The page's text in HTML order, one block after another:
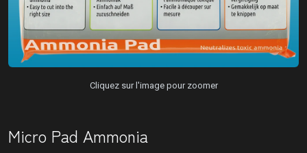
Cliquez sur l'image pour zoomer
Micro Pad Ammonia